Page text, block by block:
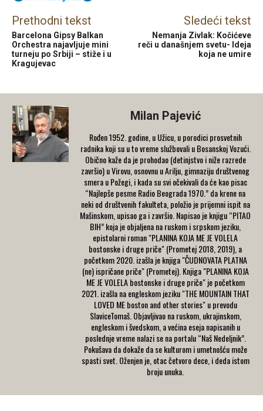
Prethodni tekst
Barcelona Gipsy Balkan
Orchestra najavljuje mini
turneju po Srbiji – stiže i u
Kragujevac
Sledeći tekst
Nemanja Zivlak: Kočićeve
reči u današnjem svetu- Ideja
koja ne umire
Milan Pajević
Rođen 1952. godine, u Užicu, u porodici prosvetnih
radnika koji su u to vreme službovali u Bosanskoj Vozući.
Obično kaže da je prohodao (detinjstvo i niže razrede
završio) u Virovu, osnovnu u Arilju, gimnaziju društvenog
smera u Požegi, i kada su svi očekivali da će kao pisac
“Najlepše pesme Radio Beograda 1970.” da krene na
neki od društvenih fakulteta, položio je prijemni ispit na
Mašinskom, upisao ga i završio. Napisao je knjigu “PITAO
BIH” koja je objaljena na ruskom i srpskom jeziku,
epistolarni roman "PLANINA KOJA ME JE VOLELA
bostonske i druge priče" (Prometej 2018, 2019), a
početkom 2020. izašla je knjiga "ČUDNOVATA PLATNA
(ne) ispričane priče" (Prometej). Knjiga "PLANINA KOJA
ME JE VOLELA bostonske i druge priče" je početkom
2021. izašla na engleskom jeziku "THE MOUNTAIN THAT
LOVED ME boston and other stories" u prevodu
SlaviceTomaš. Objavljivao na ruskom, ukrajinskom,
engleskom i švedskom, a većina eseja napisanih u
poslednje vreme nalazi se na portalu “Naš Nedeljnik”.
Pokušava da dokaže da se kulturom i umetnošću može
spasti svet. Oženjen je, otac četvoro dece, i deda istom
broju unuka.